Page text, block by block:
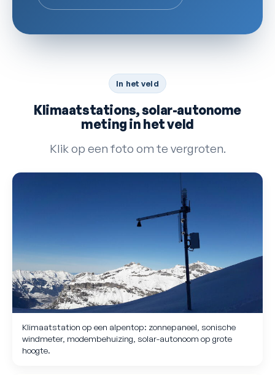
In het veld
Klimaatstations, solar-autonome
meting in het veld
Klik op een foto om te vergroten.
Klimaatstation op een alpentop: zonnepaneel, sonische
windmeter, modembehuizing, solar-autonoom op grote
hoogte.